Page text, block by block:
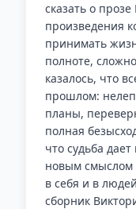
сказать о
произведения
принимать
полноте,
казалось, что
прошлом:
планы,
полная
что судьба
новым смыслом
в себя и в
сборник